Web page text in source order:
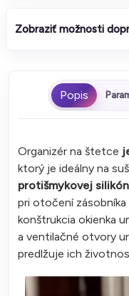
Zobraziť možnosti
Organizér na štetce
ktorý je ideálny na
protišmykovej
pri otočení zásobníka
konštrukcia okienka
a ventilačné otvory
predlžuje ich